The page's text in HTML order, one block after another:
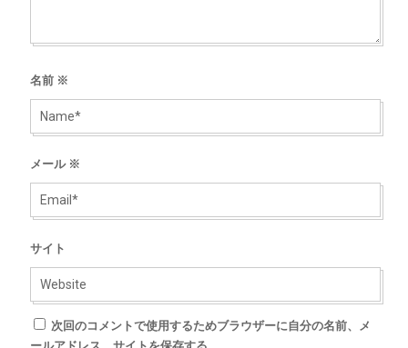
名前 ※
メール ※
サイト
次回のコメントで使用するためブラウザーに自分の名前、メ